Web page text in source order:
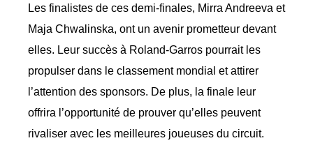
Les finalistes de ces demi-finales, Mirra Andreeva et
Maja Chwalinska, ont un avenir prometteur devant
elles. Leur succès à Roland-Garros pourrait les
propulser dans le classement mondial et attirer
l’attention des sponsors. De plus, la finale leur
offrira l’opportunité de prouver qu’elles peuvent
rivaliser avec les meilleures joueuses du circuit.